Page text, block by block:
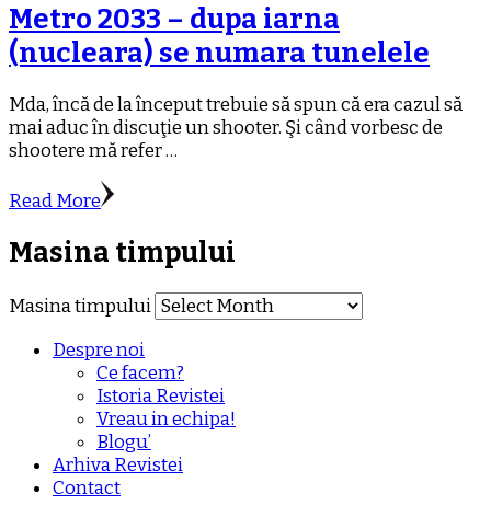
Metro 2033 – dupa iarna
(nucleara) se numara tunelele
Mda, încă de la început trebuie să spun că era cazul să
mai aduc în discuţie un shooter. Şi când vorbesc de
shootere mă refer …
Read More
Masina timpului
Masina timpului
Despre noi
Ce facem?
Istoria Revistei
Vreau in echipa!
Blogu’
Arhiva Revistei
Contact